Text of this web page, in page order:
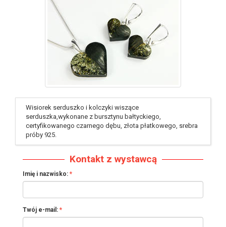
Wisiorek serduszko i kolczyki wiszące
serduszka,wykonane z bursztynu bałtyckiego,
certyfikowanego czarnego dębu, złota płatkowego, srebra
próby 925.
Kontakt z wystawcą
Imię i nazwisko:
Twój e-mail: